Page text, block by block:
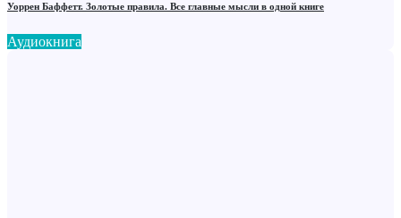
Уоррен Баффетт. Золотые правила. Все главные мысли в одной книге
Аудиокнига